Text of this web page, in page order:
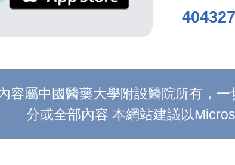
容屬中國醫藥大學附設醫院所有，
分或全部內容 本網站建議以